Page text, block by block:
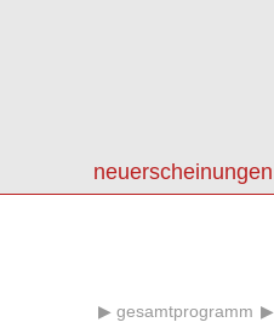
neuerscheinungen
gesamtprogramm